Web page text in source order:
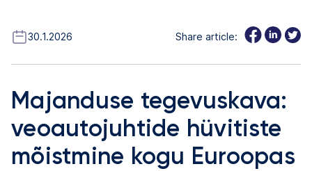
30.1.2026 Share article:
Majanduse tegevuskava:
veoautojuhtide hüvitiste
mõistmine kogu Euroopas